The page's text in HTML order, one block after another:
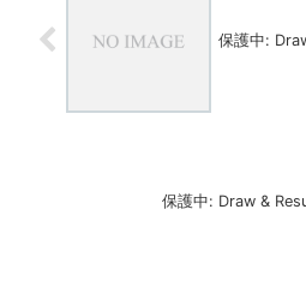
保護中:
保護中: Draw &